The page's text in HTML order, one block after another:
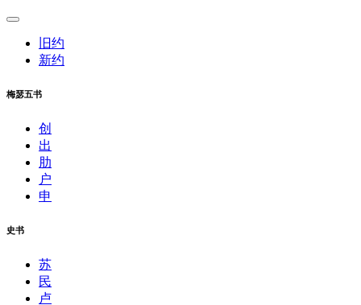
旧约
新约
梅瑟五书
创
出
肋
户
申
史书
苏
民
卢